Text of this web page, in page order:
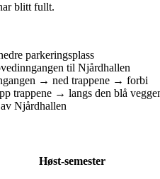
blitt fullt.
parkeringsplass
til Njårdhallen
→ ned trappene → forbi
trappene → langs den blå
Njårdhallen
Høst-semester